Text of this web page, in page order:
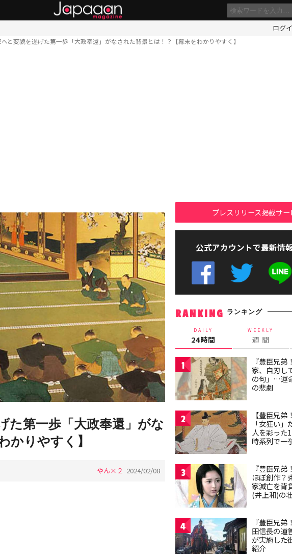
ログ
と変貌を遂げた第一歩「大政奉還」がなされた背景とは！？【幕末をわかりやすく】
た第一歩「大政奉還」がな
かりやすく】
やん×２ 2024/02/08
プレスリリース掲載サー
公式アカウントで最新情
RANKING ランキング
DAILY
24時間
WEEKLY
週 間
1
『豊臣兄
家、自刃し
の句」…運
の悲劇
2
【豊臣兄
「女狂い
人を彩った
時系列で一
3
『豊臣兄
ほぼ創作？
家滅亡を背
(井上和)の
4
『豊臣兄
田信長の道
が実施した
紹介